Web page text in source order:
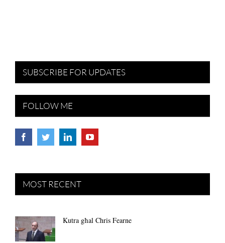
SUBSCRIBE FOR UPDATES
FOLLOW ME
MOST RECENT
Kutra għal Chris Fearne